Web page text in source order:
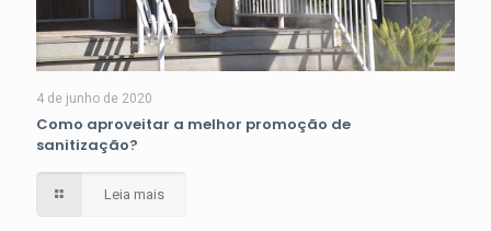
4 de junho de 2020
Como aproveitar a melhor promoção de
sanitização?
Leia mais